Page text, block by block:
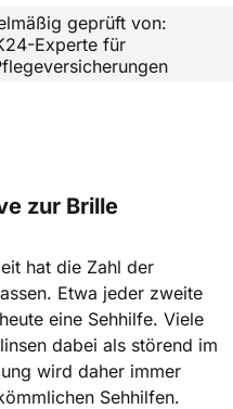
geprüft von:
Experte für
zur Brille
hat die Zahl der
Etwa jeder zweite
eine Sehhilfe. Viele
dabei als störend im
wird daher immer
Sehhilfen.